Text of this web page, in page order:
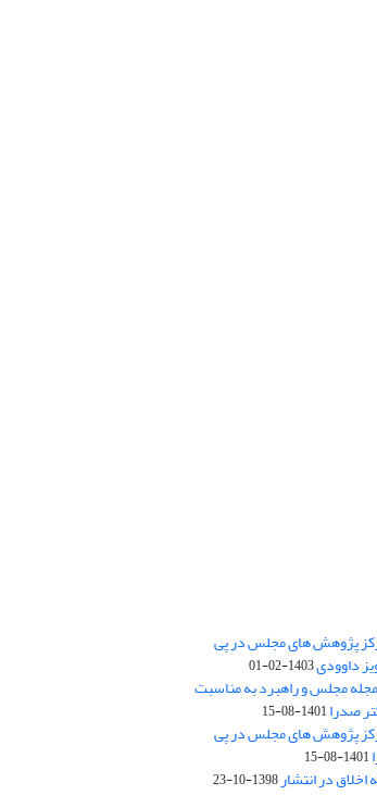
پژوهش های مجلس در پی
داوودی1403-02-01
مجلس و راهبرد به مناسبت
صدرا1401-08-15
پژوهش های مجلس در پی
1401-08-15
اخلاق در انتشار1398-10-23